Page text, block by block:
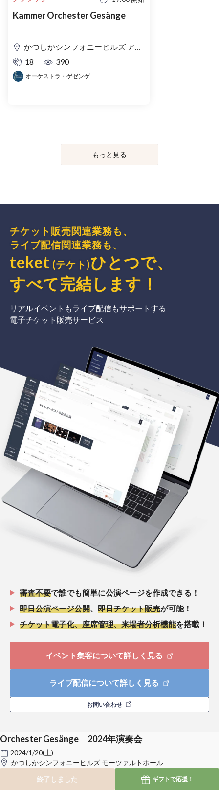
Kammer Orchester Gesänge
かつしかシンフォニーヒルズ アイリスホール
18
390
オーケストラ・ゲゼンゲ
もっと見る
チケット販売関連業務も、
ライブ配信関連業務も、
teket (テケト)ひとつで、
すべて完結 します ！
リアルイベントもライブ配信もサポートする
電子チケット販売サービス
審査不要で誰でも簡単に公演ページを作成できる！
即日公演ページ公開
即日チケット販売が可能！
チケット電子化、座席管理、来場者分析機能を搭載！
イベント集客について詳しく見る
ライブ配信について詳しく見る
お問い合わせ
Orchester Gesänge 2024年演奏会
2024/1/20(土)
かつしかシンフォニーヒルズ モーツァルトホール
終了しました
ギフトで応援！